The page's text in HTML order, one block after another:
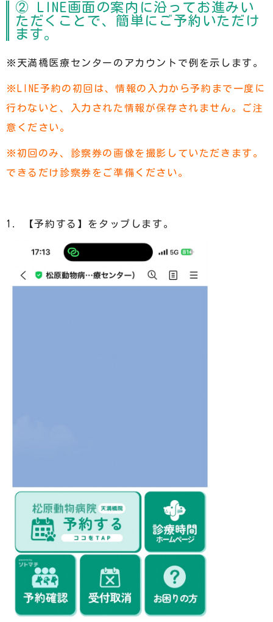
② LINE画面の案内に沿ってお進みい
ただくことで、簡単にご予約いただけ
ます。
※天満橋医療センターのアカウントで例を示します。
※LINE予約の初回は、情報の入力から予約まで一度に
行わないと、入力された情報が保存されません。ご注
意ください。
※初回のみ、診察券の画像を撮影していただきます。
できるだけ診察券をご準備ください。
1. 【予約する】をタップします。